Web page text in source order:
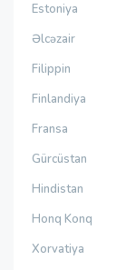
Estoniya
Əlcəzair
Filippin
Finlandiya
Fransa
Gürcüstan
Hindistan
Honq Konq
Xorvatiya